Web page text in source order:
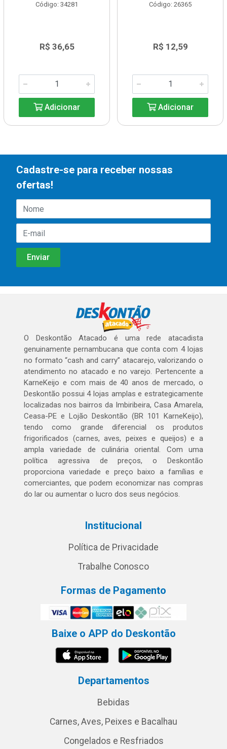
Código: 34281
R$ 36,65
Adicionar
Código: 26365
R$ 12,59
Adicionar
Cadastre-se para receber nossas
ofertas!
O Deskontão Atacado é uma rede atacadista
genuinamente pernambucana que conta com 4 lojas
no formato “cash and carry” atacarejo, valorizando o
atendimento no atacado e no varejo. Pertencente a
KarneKeijo e com mais de 40 anos de mercado, o
Deskontão possui 4 lojas amplas e estrategicamente
localizadas nos bairros da Imbiribeira, Casa Amarela,
Ceasa-PE e Lojão Deskontão (BR 101 KarneKeijo),
tendo como grande diferencial os produtos
frigorificados (carnes, aves, peixes e queijos) e a
ampla variedade de culinária oriental. Com uma
política agressiva de preços, o Deskontão
proporciona variedade e preço baixo a famílias e
comerciantes, que podem economizar nas compras
do lar ou aumentar o lucro dos seus negócios.
Institucional
Política de Privacidade
Trabalhe Conosco
Formas de Pagamento
Baixe o APP do Deskontão
Departamentos
Bebidas
Carnes, Aves, Peixes e Bacalhau
Congelados e Resfriados